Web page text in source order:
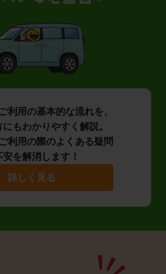
利用の基本的な流れを、
もわかりやすく解説。
利用の際のよくある疑問
安を解消します！
詳しく見る